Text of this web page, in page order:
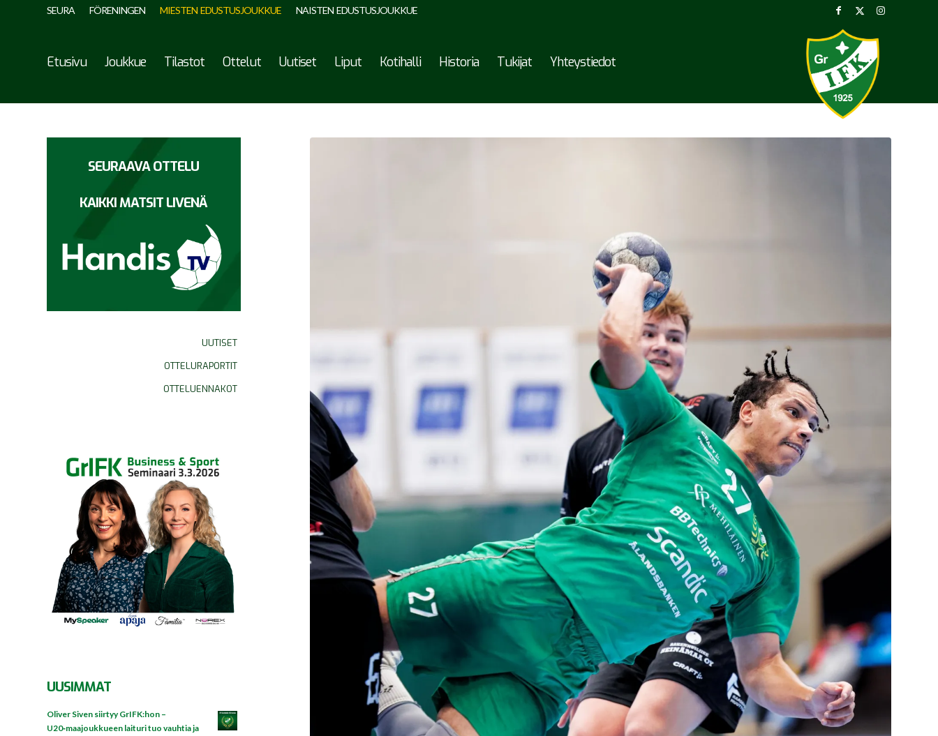
SEURA FÖRENINGEN MIESTEN EDUSTUSJOUKKUE NAISTEN EDUSTUSJOUKKUE
Etusivu Joukkue Tilastot Ottelut Uutiset Liput Kotihalli Historia Tukijat Yhteystiedot
SEURAAVA OTTELU
KAIKKI MATSIT LIVENÄ
UUTISET
OTTELURAPORTIT
OTTELUENNAKOT
UUSIMMAT
Oliver Siven siirtyy GrIFK:hon –
U20‑maajoukkueen laituri tuo vauhtia ja